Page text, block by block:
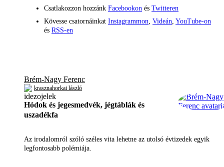
Csatlakozzon hozzánk Facebookon és Twitteren
Kövesse csatornáinkat Instagrammon, Videán, YouTube-on
és RSS-en
Brém-Nagy Ferenc
krasznahorkai lászló
Hódok és jegesmedvék, jégtáblák és
uszadékfa
Az irodalomról szóló széles vita lehetne az utolsó évtizedek egyik
legfontosabb polémiája.